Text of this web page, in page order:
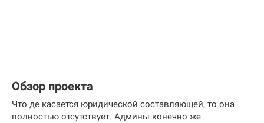
Обзор проекта
Что де касается юридической составляющей, то она
полностью отсутствует. Админы конечно же